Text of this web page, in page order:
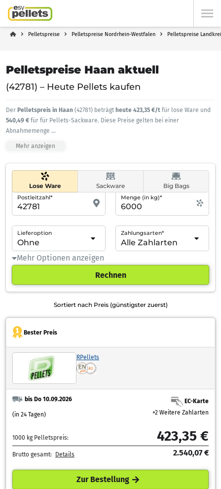
Pelletspreise Pelletspreise Nordrhein-Westfalen Pelletspreise
Pelletspreise Haan aktuell
(42781) – Heute Pellets kaufen
Der Pelletspreis in Haan (42781) beträgt heute 423,35 €/t für lose Ware und
540,49 € für für Pellets-Sackware. Diese Preise gelten bei einer
Abnahmemenge ...
Mehr anzeigen
Lose Ware Sackware Big Bags
Postleitzahl* Menge (in kg)*
Lieferoption Zahlungsarten*
Mehr Optionen anzeigen
Rechnen
Sortiert nach Preis (günstigster zuerst)
Bester Preis
RPellets
bis Do 10.09.2026
(in 24 Tagen)
EC-Karte
+2 Weitere Zahlarten
1000 kg Pelletspreis: 423,35 €
Brutto gesamt: Details 2.540,07 €
Zur Bestellung